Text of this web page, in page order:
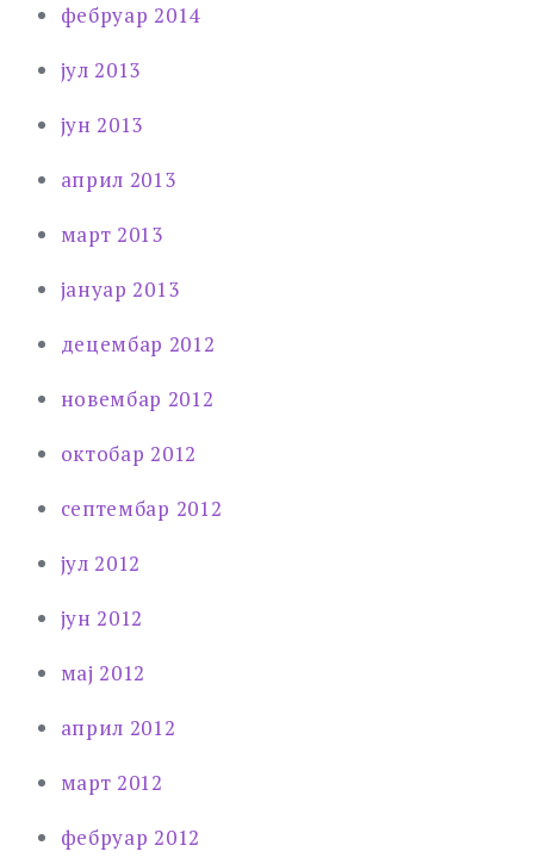
фебруар 2014
јул 2013
јун 2013
април 2013
март 2013
јануар 2013
децембар 2012
новембар 2012
октобар 2012
септембар 2012
јул 2012
јун 2012
мај 2012
април 2012
март 2012
фебруар 2012